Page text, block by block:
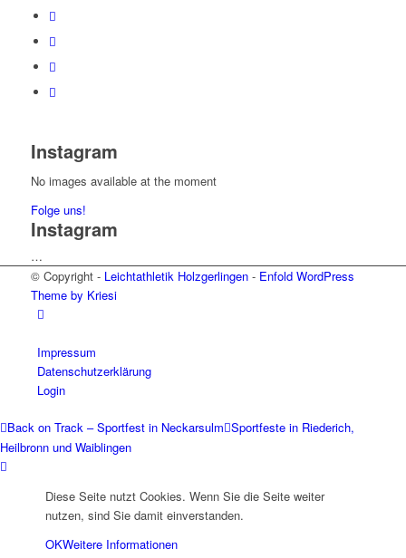
Instagram
No images available at the moment
Folge uns!
Instagram
…
© Copyright - Leichtathletik Holzgerlingen- Enfold WordPress
Theme by Kriesi
Impressum
Datenschutzerklärung
Login
Back on Track – Sportfest in Neckarsulm Sportfeste in Riederich,
Heilbronn und Waiblingen
Diese Seite nutzt Cookies. Wenn Sie die Seite weiter
nutzen, sind Sie damit einverstanden.
OKWeitere Informationen